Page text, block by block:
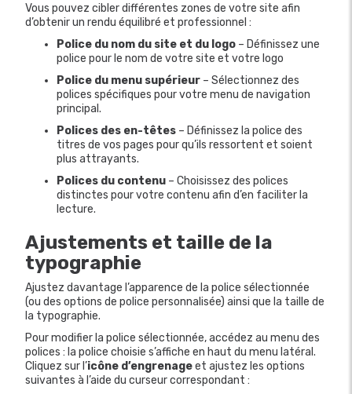
Vous pouvez cibler différentes zones de votre site afin
d’obtenir un rendu équilibré et professionnel :
Police du nom du site et du logo – Définissez une
police pour le nom de votre site et votre logo
Police du menu supérieur – Sélectionnez des
polices spécifiques pour votre menu de navigation
principal.
Polices des en-têtes – Définissez la police des
titres de vos pages pour qu’ils ressortent et soient
plus attrayants.
Polices du contenu – Choisissez des polices
distinctes pour votre contenu afin d’en faciliter la
lecture.
Ajustements et taille de la
typographie
Ajustez davantage l’apparence de la police sélectionnée
(ou des options de police personnalisée) ainsi que la taille de
la typographie.
Pour modifier la police sélectionnée, accédez au menu des
polices : la police choisie s’affiche en haut du menu latéral.
Cliquez sur l’icône d’engrenageet ajustez les options
suivantes à l’aide du curseur correspondant :